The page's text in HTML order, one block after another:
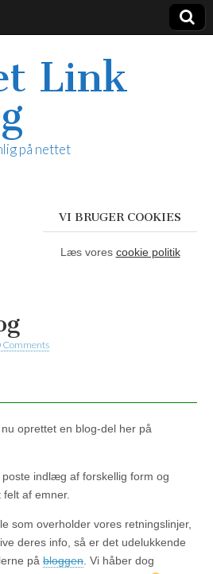
Link
på nettet
VI BRUGER COOKIES
Læs vores cookie politik
Comments
oprettet en blog-del her på
indlæg af forskellig form og
af emner.
som overholder vores retningslinjer,
deres info, så er det udelukkende
på bloggen . Vi håber dog